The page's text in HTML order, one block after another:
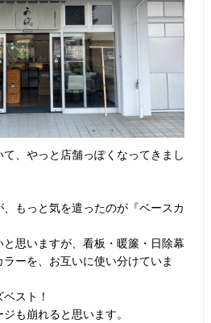
、やっと店舗っぽくなってきまし
もっと気を遣ったのが『ベースカ
思いますが、看板・暖簾・日除幕
ーを、お互いに使い分けていま
スト！
も崩れると思います。